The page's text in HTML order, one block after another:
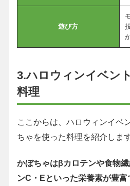
遊び方
3.ハロウィンイベン
料理
ここからは、ハロウィンイベ
ちゃを使った料理を紹介します
かぼちゃはβカロテンや食物
ンC・Eといった栄養素が豊